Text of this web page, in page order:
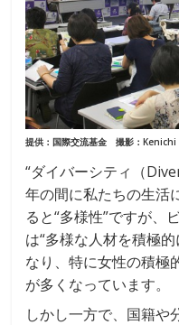
提供：国際交流基金 撮影：
“ダイバーシティ（
年の間に私たちの生活
ると“多様性”ですが、
は“多様な人材を積極
なり、特に女性の積極
が多くなっています。
しかし一方で、国籍や